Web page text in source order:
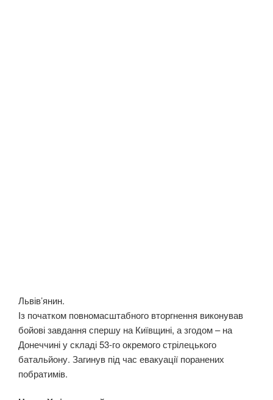
Львів’янин.
Із початком повномасштабного вторгнення виконував
бойові завдання спершу на Київщині, а згодом – на
Донеччині у складі 53-го окремого стрілецького
батальйону. Загинув під час евакуації поранених
побратимів.